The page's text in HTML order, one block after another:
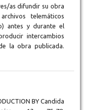
as difundir su obra
telemáticos
antes y durante el
intercambios
la obra publicada.
BY Candida